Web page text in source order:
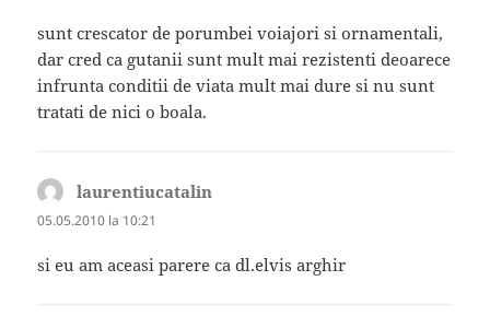
sunt crescator de porumbei voiajori si ornamentali,
dar cred ca gutanii sunt mult mai rezistenti deoarece
infrunta conditii de viata mult mai dure si nu sunt
tratati de nici o boala.
laurentiucatalin
05.05.2010 la 10:21
si eu am aceasi parere ca dl.elvis arghir